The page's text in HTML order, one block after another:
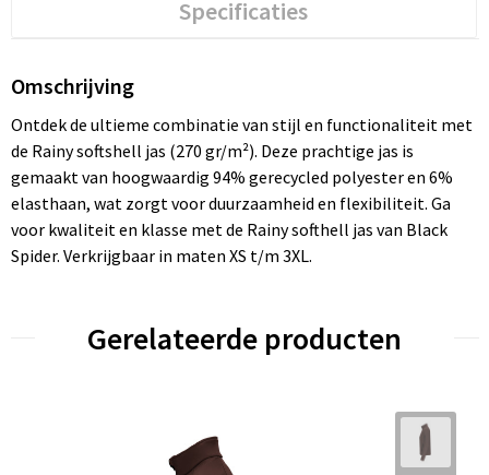
Specificaties
Omschrijving
Ontdek de ultieme combinatie van stijl en functionaliteit met
de Rainy softshell jas (270 gr/m²). Deze prachtige jas is
gemaakt van hoogwaardig 94% gerecycled polyester en 6%
elasthaan, wat zorgt voor duurzaamheid en flexibiliteit. Ga
voor kwaliteit en klasse met de Rainy softhell jas van Black
Spider. Verkrijgbaar in maten XS t/m 3XL.
Gerelateerde producten